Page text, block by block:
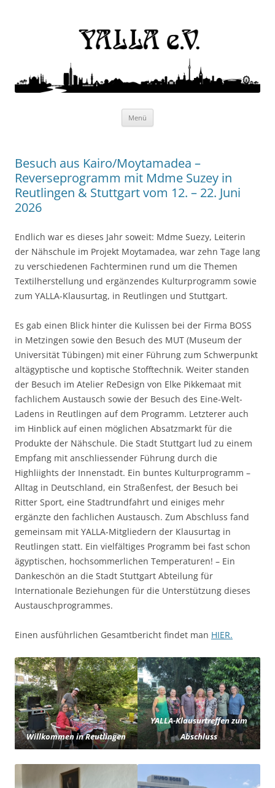
Menü
Besuch aus Kairo/Moytamadea –
Reverseprogramm mit Mdme Suzey in
Reutlingen & Stuttgart vom 12. – 22. Juni
2026
Endlich war es dieses Jahr soweit: Mdme Suezy, Leiterin
der Nähschule im Projekt Moytamadea, war zehn Tage lang
zu verschiedenen Fachterminen rund um die Themen
Textilherstellung und ergänzendes Kulturprogramm sowie
zum YALLA-Klausurtag, in Reutlingen und Stuttgart.
Es gab einen Blick hinter die Kulissen bei der Firma BOSS
in Metzingen sowie den Besuch des MUT (Museum der
Universität Tübingen) mit einer Führung zum Schwerpunkt
altägyptische und koptische Stofftechnik. Weiter standen
der Besuch im Atelier ReDesign von Elke Pikkemaat mit
fachlichem Austausch sowie der Besuch des Eine-Welt-
Ladens in Reutlingen auf dem Programm. Letzterer auch
im Hinblick auf einen möglichen Absatzmarkt für die
Produkte der Nähschule. Die Stadt Stuttgart lud zu einem
Empfang mit anschliessender Führung durch die
Highliights der Innenstadt. Ein buntes Kulturprogramm –
Alltag in Deutschland, ein Straßenfest, der Besuch bei
Ritter Sport, eine Stadtrundfahrt und einiges mehr
ergänzte den fachlichen Austausch. Zum Abschluss fand
gemeinsam mit YALLA-Mitgliedern der Klausurtag in
Reutlingen statt. Ein vielfältiges Programm bei fast schon
ägyptischen, hochsommerlichen Temperaturen! – Ein
Dankeschön an die Stadt Stuttgart Abteilung für
Internationale Beziehungen für die Unterstützung dieses
Austauschprogrammes.
Einen ausführlichen Gesamtbericht findet man HIER.
Willkommen in Reutlingen
YALLA-Klausurtreffen zum
Abschluss